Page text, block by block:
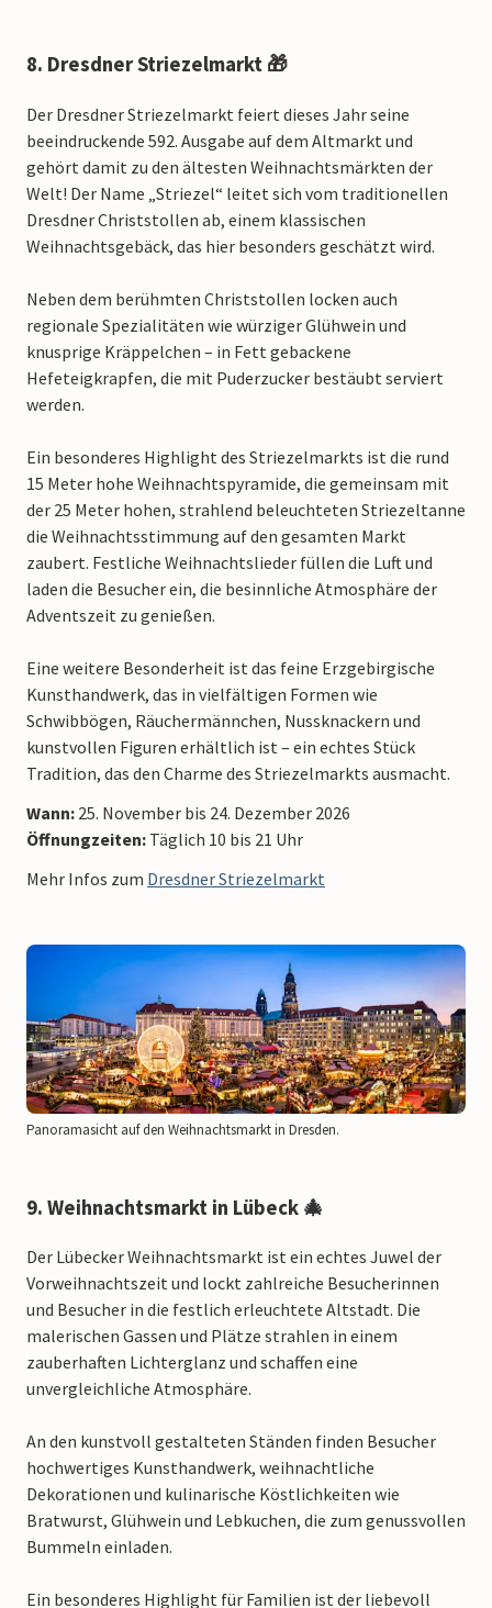
8. Dresdner Striezelmarkt 🎁
Der Dresdner Striezelmarkt feiert dieses Jahr seine
beeindruckende 592. Ausgabe auf dem Altmarkt und
gehört damit zu den ältesten Weihnachtsmärkten der
Welt! Der Name „Striezel“ leitet sich vom traditionellen
Dresdner Christstollen ab, einem klassischen
Weihnachtsgebäck, das hier besonders geschätzt wird.
Neben dem berühmten Christstollen locken auch
regionale Spezialitäten wie würziger Glühwein und
knusprige Kräppelchen – in Fett gebackene
Hefeteigkrapfen, die mit Puderzucker bestäubt serviert
werden.
Ein besonderes Highlight des Striezelmarkts ist die rund
15 Meter hohe Weihnachtspyramide, die gemeinsam mit
der 25 Meter hohen, strahlend beleuchteten Striezeltanne
die Weihnachtsstimmung auf den gesamten Markt
zaubert. Festliche Weihnachtslieder füllen die Luft und
laden die Besucher ein, die besinnliche Atmosphäre der
Adventszeit zu genießen.
Eine weitere Besonderheit ist das feine Erzgebirgische
Kunsthandwerk, das in vielfältigen Formen wie
Schwibbögen, Räuchermännchen, Nussknackern und
kunstvollen Figuren erhältlich ist – ein echtes Stück
Tradition, das den Charme des Striezelmarkts ausmacht.
Wann: 25. November bis 24. Dezember 2026
Öffnungzeiten: Täglich 10 bis 21 Uhr
Mehr Infos zum Dresdner Striezelmarkt
Panoramasicht auf den Weihnachtsmarkt in Dresden.
9. Weihnachtsmarkt in Lübeck 🎄
Der Lübecker Weihnachtsmarkt ist ein echtes Juwel der
Vorweihnachtszeit und lockt zahlreiche Besucherinnen
und Besucher in die festlich erleuchtete Altstadt. Die
malerischen Gassen und Plätze strahlen in einem
zauberhaften Lichterglanz und schaffen eine
unvergleichliche Atmosphäre.
An den kunstvoll gestalteten Ständen finden Besucher
hochwertiges Kunsthandwerk, weihnachtliche
Dekorationen und kulinarische Köstlichkeiten wie
Bratwurst, Glühwein und Lebkuchen, die zum genussvollen
Bummeln einladen.
Ein besonderes Highlight für Familien ist der liebevoll